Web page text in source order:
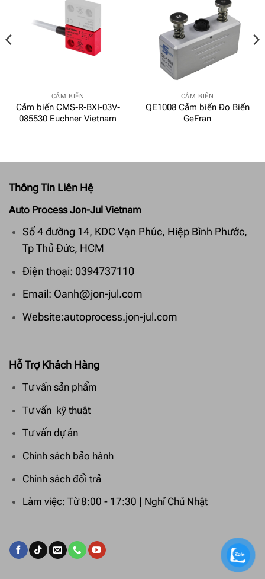
CẢM BIẾN
Cảm biến CMS-R-BXI-03V-
085530 Euchner Vietnam
CẢM BIẾN
QE1008 Cảm biến Đo Biến
GeFran
Thông Tin Liên Hệ
Auto Process Jon-Jul Vietnam
Số 4 đường 14, KDC Vạn Phúc, Hiệp Bình Phước,
Tp Thủ Đức, HCM
Điện thoại: 0394737110
Email: Oanh@jon-jul.com
Website:autoprocess.jon-jul.com
Hỗ Trợ Khách Hàng
Tư vấn sản phẩm
Tư vấn kỹ thuật
Tư vấn dự án
Chính sách bảo hành
Chính sách đổi trả
Làm việc: Từ 8:00 - 17:30 | Nghỉ Chủ Nhật